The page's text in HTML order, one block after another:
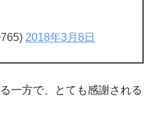
2018年3月8日
一方で、とても感謝される